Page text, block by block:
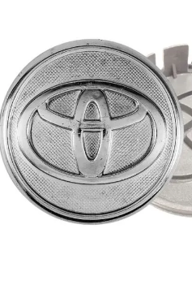
assoalho
uno
º
calha chuva
º paralama